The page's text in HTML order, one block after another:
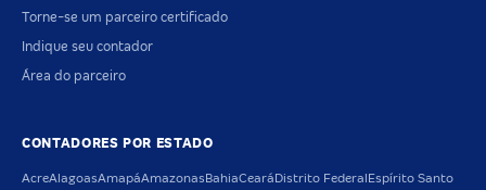
Torne-se um parceiro certificado
Indique seu contador
Área do parceiro
CONTADORES POR ESTADO
AcreAlagoasAmapáAmazonas BahiaCeará Distrito Federal Espírito Santo